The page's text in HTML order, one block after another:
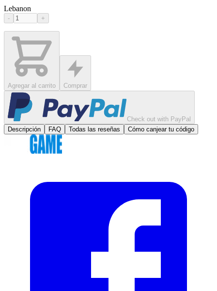
Lebanon
- +
Agregar al carrito Comprar
Check out with PayPal
Descripción
FAQ Todas las reseñas Cómo canjear tu código